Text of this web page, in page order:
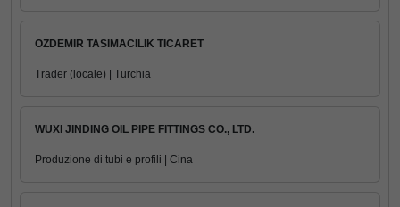
OZDEMIR TASIMACILIK TICARET
Trader (locale) | Turchia
WUXI JINDING OIL PIPE FITTINGS CO., LTD.
Produzione di tubi e profili | Cina